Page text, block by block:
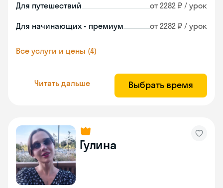
Для путешествий от 2282 ₽ / урок
Для начинающих - премиум от 2282 ₽ / урок
Все услуги и цены (4)
Читать дальше Выбрать время
Гулина